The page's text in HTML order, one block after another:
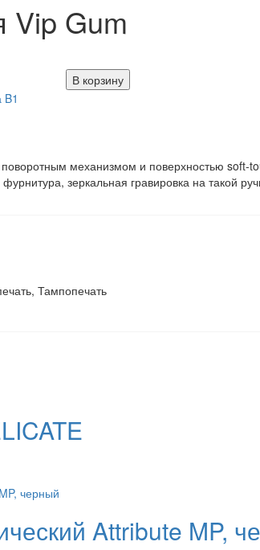
Vip Gum
В корзину
B1
механизмом и поверхностью soft-
зеркальная гравировка на такой
Тампопечать
Attribute MP,